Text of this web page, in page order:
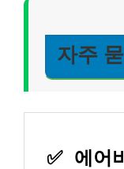
자주
✅ 에어